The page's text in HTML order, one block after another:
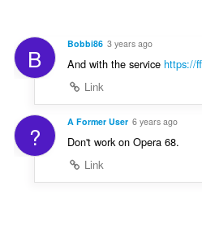
n
í
d
o
e
n
:
B Bobbi86 3 years ago
And with the service https://
Link
? A Former User 6 years ago
Don't work on Opera 68.
Link